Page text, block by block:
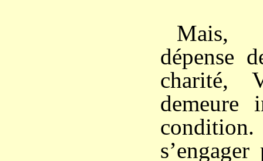
Mais,
dépense
charité,
demeure